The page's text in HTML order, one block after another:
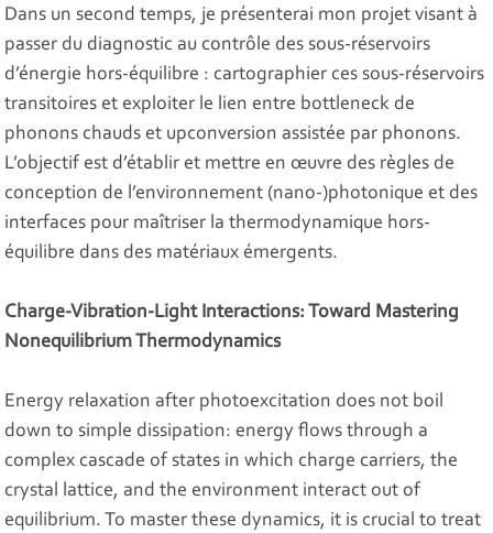
Dans un second temps, je présenterai mon projet visant à
passer du diagnostic au contrôle des sous-réservoirs
d’énergie hors-équilibre : cartographier ces sous-réservoirs
transitoires et exploiter le lien entre bottleneck de
phonons chauds et upconversion assistée par phonons.
L’objectif est d’établir et mettre en œuvre des règles de
conception de l’environnement (nano-)photonique et des
interfaces pour maîtriser la thermodynamique hors-
équilibre dans des matériaux émergents.
Charge-Vibration-Light Interactions: Toward Mastering
Nonequilibrium Thermodynamics
Energy relaxation after photoexcitation does not boil
down to simple dissipation: energy flows through a
complex cascade of states in which charge carriers, the
crystal lattice, and the environment interact out of
equilibrium. To master these dynamics, it is crucial to treat